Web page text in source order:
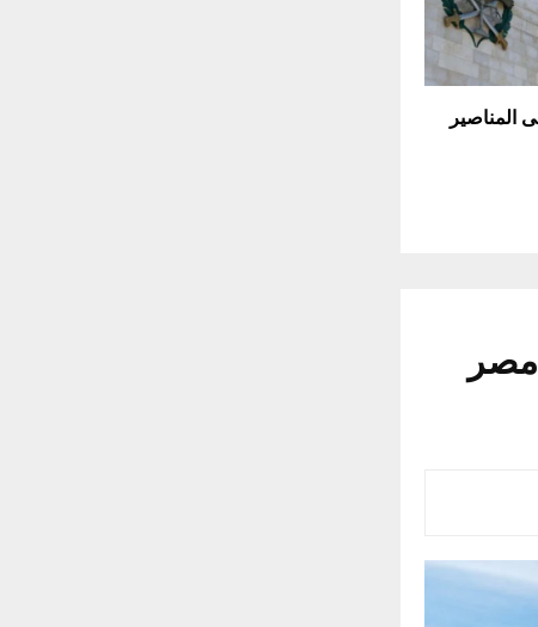
المناصير
مصر